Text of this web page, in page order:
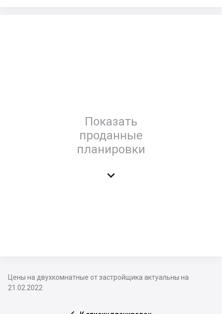
Показать
проданные
планировки

Цены на двухкомнатные от застройщика актуальны на
21.02.2022